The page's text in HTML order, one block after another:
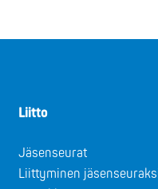
Liitto
Jäsenseurat
Liittyminen